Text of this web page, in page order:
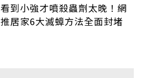
看到小強才噴殺蟲劑太晚！網
推居家6大滅蟑方法全面封堵